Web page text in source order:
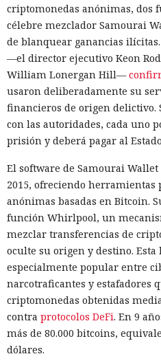
criptomonedas anónimas, dos
célebre mezclador Samourai
de blanquear ganancias
—el director ejecutivo Keon
William Lonergan Hill—
usaron deliberadamente su
financieros de origen delictivo.
con las autoridades, cada uno
prisión y deberá pagar al
El software de Samourai
2015, ofreciendo herramientas
anónimas basadas en Bitcoin.
función Whirlpool, un
mezclar transferencias de
oculte su origen y destino.
especialmente popular entre
narcotraficantes y estafadores
criptomonedas obtenidas
contra protocolos DeFi. En 9
más de 80.000 bitcoins,
dólares.